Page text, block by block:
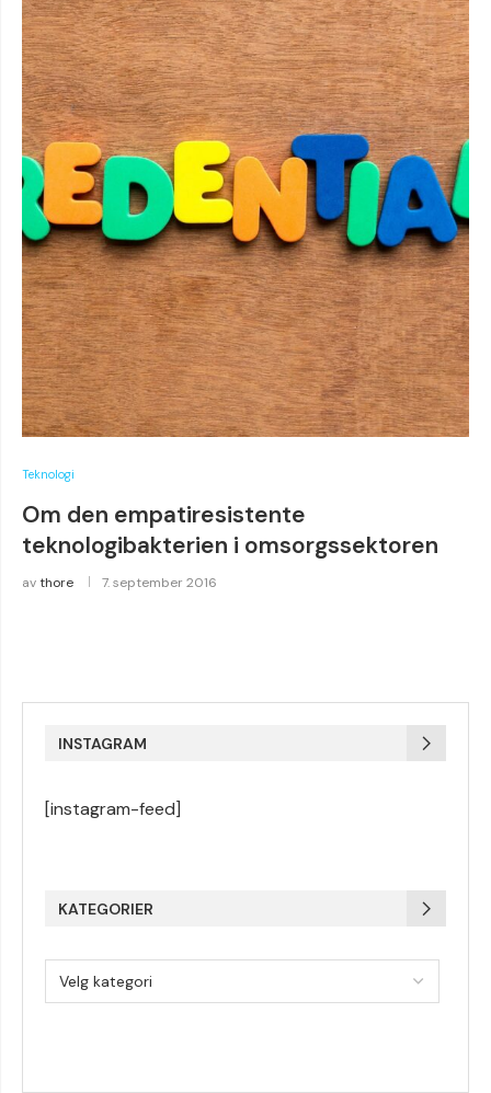
Teknologi
Om den empatiresistente
teknologibakterien i omsorgssektoren
avthore 7. september 2016
INSTAGRAM
[instagram-feed]
KATEGORIER